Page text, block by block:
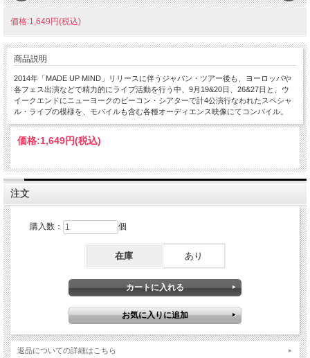
価格:1,649円(税込)
商品説明
2014年「MADE UP MIND」リリースに伴うジャパン・ツアー後も、ヨーロッパや
各フェス出演などで精力的にライブ活動を行う中、9月19&20日、26&27日と、ウ
イークエンドにニューヨークのビーコン・シアターで計4公演行なわれたスペシャ
ル・ライブの模様を、モバイルも含む各種オーディエンス映像にてコンパイル。
価格:1,649円(税込)
注文
購入数： 個
在庫 あり
返品についての詳細はこちら